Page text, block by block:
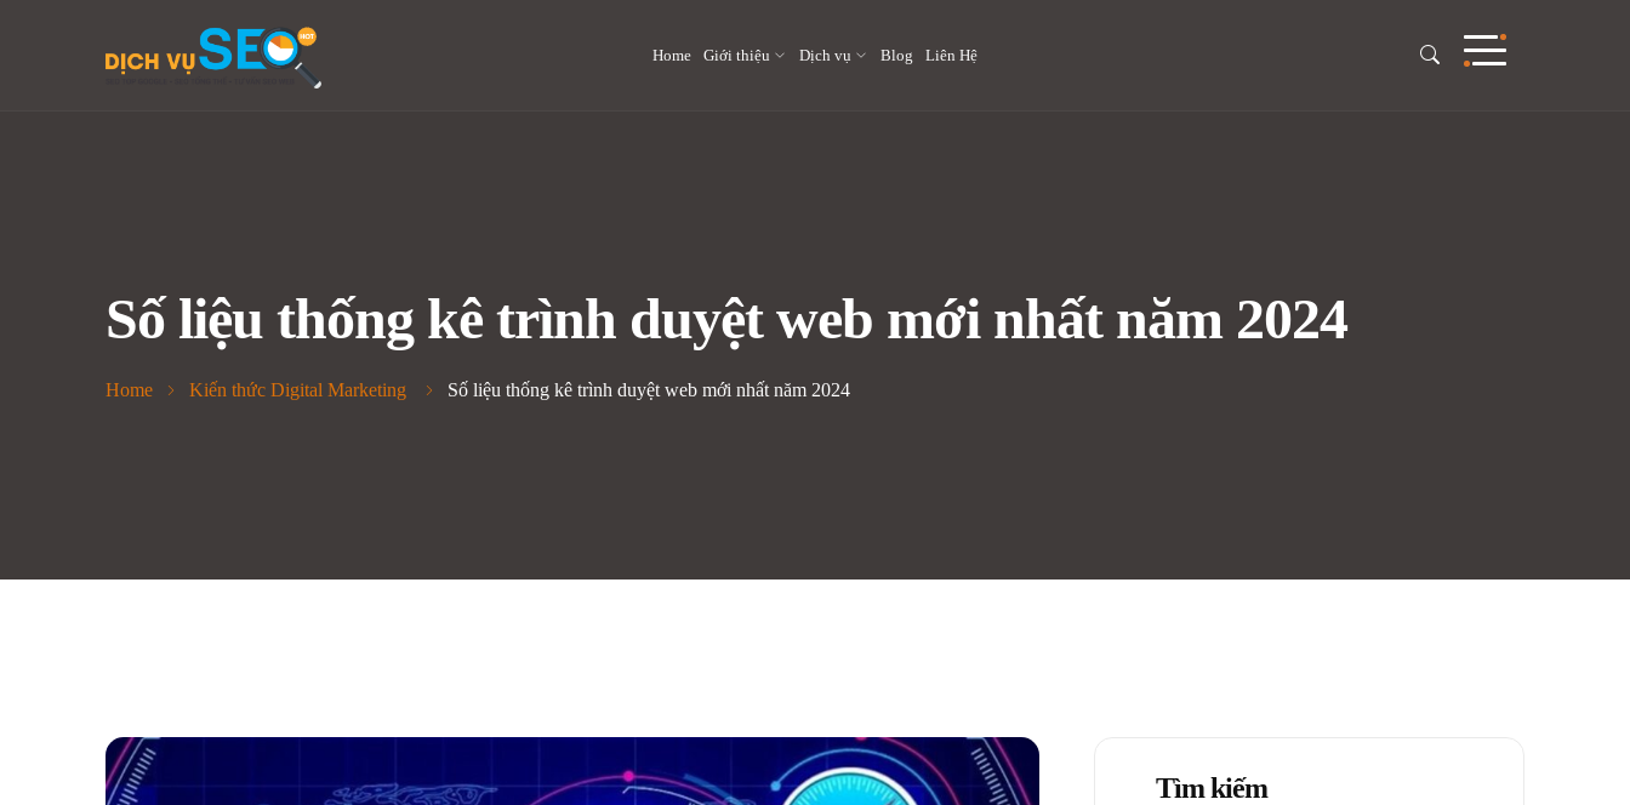
Home Giới thiệu Dịch vụ Blog Liên Hệ
Số liệu thống kê trình duyệt web mới nhất năm 2024
Home Kiến thức Digital Marketing Số liệu thống kê trình duyệt web mới nhất năm 2024
Tìm kiếm